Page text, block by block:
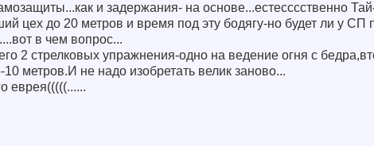
и задержания- на основе...естесссственно
цех до 20 метров и время под эту бодягу-но будет ли у
в чем вопрос...
2 стрелковых упражнения-одно на ведение огня с
метров.И не надо изобретать велик заново...
еврея(((((......